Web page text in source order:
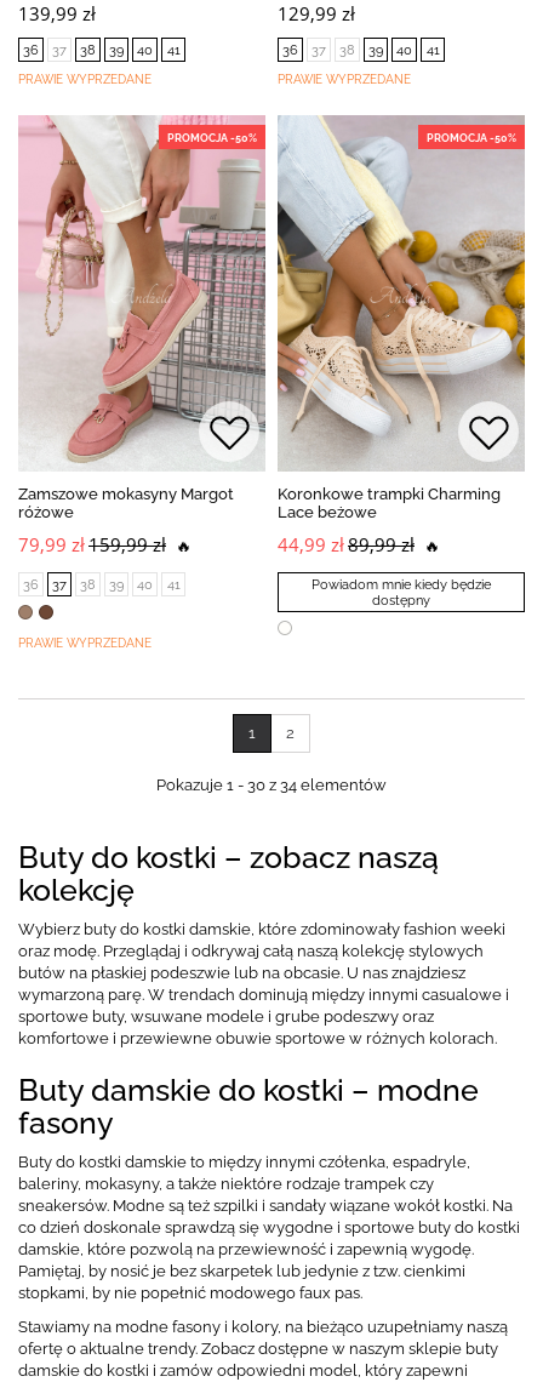
139,99 zł
36 37 38 39 40 41
PRAWIE WYPRZEDANE
129,99 zł
36 37 38 39 40 41
PRAWIE WYPRZEDANE
PROMOCJA -50%
Zamszowe mokasyny Margot
różowe
79,99 zł159,99 zł 🔥
36 37 38 39 40 41
PRAWIE WYPRZEDANE
PROMOCJA -50%
Koronkowe trampki Charming
Lace beżowe
44,99 zł89,99 zł 🔥
Powiadom mnie kiedy będzie
dostępny
1 2
Pokazuje 1 - 30 z 34 elementów
Buty do kostki – zobacz naszą
kolekcję
Wybierz buty do kostki damskie, które zdominowały fashion weeki
oraz modę. Przeglądaj i odkrywaj całą naszą kolekcję stylowych
butów na płaskiej podeszwie lub na obcasie. U nas znajdziesz
wymarzoną parę. W trendach dominują między innymi casualowe i
sportowe buty, wsuwane modele i grube podeszwy oraz
komfortowe i przewiewne obuwie sportowe w różnych kolorach.
Buty damskie do kostki – modne
fasony
Buty do kostki damskie to między innymi czółenka, espadryle,
baleriny, mokasyny, a także niektóre rodzaje trampek czy
sneakersów. Modne są też szpilki i sandały wiązane wokół kostki. Na
co dzień doskonale sprawdzą się wygodne i sportowe buty do kostki
damskie, które pozwolą na przewiewność i zapewnią wygodę.
Pamiętaj, by nosić je bez skarpetek lub jedynie z tzw. cienkimi
stopkami, by nie popełnić modowego faux pas.
Stawiamy na modne fasony i kolory, na bieżąco uzupełniamy naszą
ofertę o aktualne trendy. Zobacz dostępne w naszym sklepie buty
damskie do kostki i zamów odpowiedni model, który zapewni